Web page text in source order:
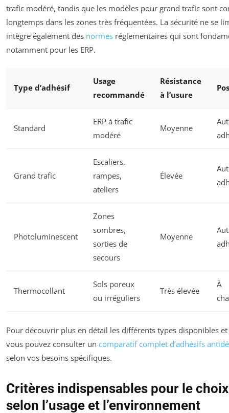
trafic modéré, tandis que les modèles pour grand trafic sont
longtemps dans les zones très fréquentées. La sécurité ne se
intègre également des normes réglementaires qui sont
notamment pour les ERP.
Type d’adhésif
Usage
recommandé
Résistance
à l’usure
Standard
ERP à trafic
modéré
Moyenne
Grand trafic
Escaliers,
rampes,
ateliers
Élevée
Photoluminescent
Zones
sombres,
sorties de
secours
Moyenne
Thermocollant
Sols poreux
ou irréguliers
Très élevée
À
Pour découvrir plus en détail les différents types disponibles
vous pouvez consulter un comparatif complet d’adhésifs
selon vos besoins spécifiques.
Critères indispensables pour le
selon l’usage et l’environnement